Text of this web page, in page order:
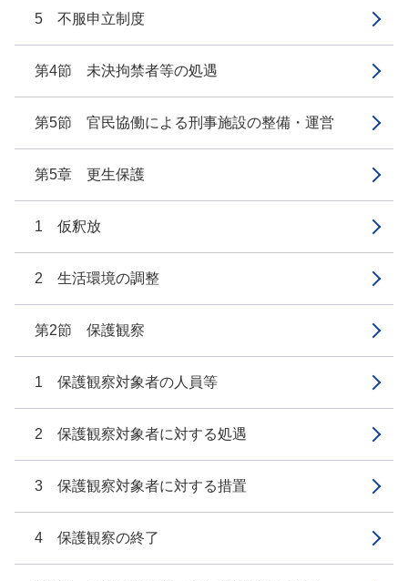
5 不服申立制度
第4節 未決拘禁者等の処遇
第5節 官民協働による刑事施設の整備・運営
第5章 更生保護
1 仮釈放
2 生活環境の調整
第2節 保護観察
1 保護観察対象者の人員等
2 保護観察対象者に対する処遇
3 保護観察対象者に対する措置
4 保護観察の終了